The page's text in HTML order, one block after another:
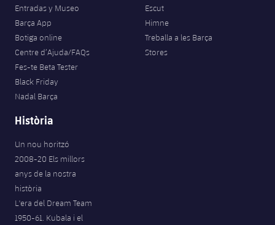
Entradas y Museo
Barça App
Botiga online
Centre d’Ajuda/FAQs
Fes-te Beta Tester
Black Friday
Nadal Barça
Escut
Himne
Treballa a les Barça
Stores
Història
Un nou horitzó
2008-20 Els millors
anys de la nostra
història
L'era del Dream Team
1950-61. Kubala i el